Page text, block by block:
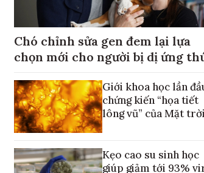
Chó chỉnh sửa gen đem lại lựa
chọn mới cho người bị dị ứng
Giới khoa học lần
chứng kiến “họa tiết
lông vũ” của Mặt trời
Kẹo cao su sinh học
giúp giảm tới 93%